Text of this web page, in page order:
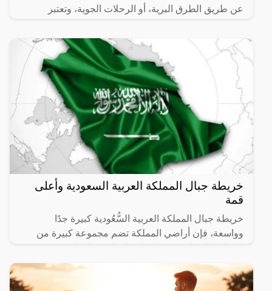
عن طريق الطرق البرية، أو الرحلات الجوية، وتعتبر
خريطة جبال المملكة العربية السعودية وأعلى
قمة
خريطة جبال المملكة العربية السُّعُودية كبيرة جدًا
وواسعة، فإن أراضي المملكة تضم مجموعة كبيرة من
المملكة حيث تجد